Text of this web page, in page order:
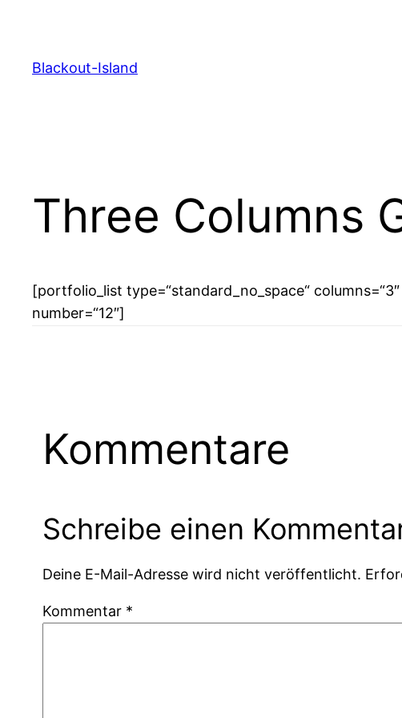
springen
Blackout-Island
Three Columns
[portfolio_list type=“standard_no_space“
number=“12″]
Kommentare
Schreibe einen
Deine E-Mail-Adresse wird nicht veröffentlicht.
Kommentar *